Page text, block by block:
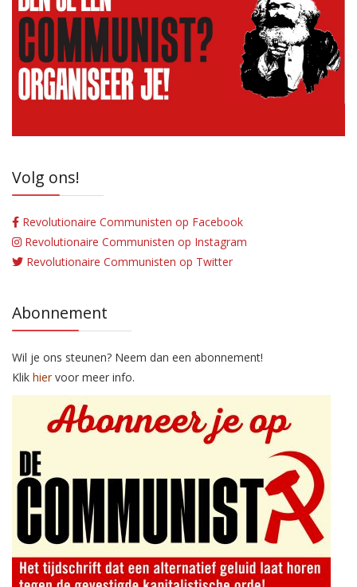
Volg ons!
Revolutionaire Communisten op Facebook
Revolutionaire Communisten op Instagram
Revolutionaire Communisten op Twitter
Abonnement
Wil je ons steunen? Neem dan een abonnement!
Klik hiervoor meer info.